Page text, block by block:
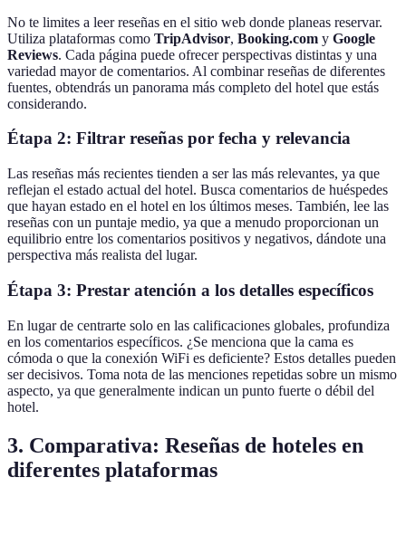
No te limites a leer reseñas en el sitio web donde planeas reservar.
Utiliza plataformas como TripAdvisor, Booking.com y Google
Reviews. Cada página puede ofrecer perspectivas distintas y una
variedad mayor de comentarios. Al combinar reseñas de diferentes
fuentes, obtendrás un panorama más completo del hotel que estás
considerando.
Étapa 2: Filtrar reseñas por fecha y relevancia
Las reseñas más recientes tienden a ser las más relevantes, ya que
reflejan el estado actual del hotel. Busca comentarios de huéspedes
que hayan estado en el hotel en los últimos meses. También, lee las
reseñas con un puntaje medio, ya que a menudo proporcionan un
equilibrio entre los comentarios positivos y negativos, dándote una
perspectiva más realista del lugar.
Étapa 3: Prestar atención a los detalles específicos
En lugar de centrarte solo en las calificaciones globales, profundiza
en los comentarios específicos. ¿Se menciona que la cama es
cómoda o que la conexión WiFi es deficiente? Estos detalles pueden
ser decisivos. Toma nota de las menciones repetidas sobre un mismo
aspecto, ya que generalmente indican un punto fuerte o débil del
hotel.
3. Comparativa: Reseñas de hoteles en
diferentes plataformas